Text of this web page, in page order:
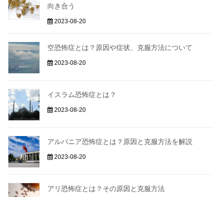
向き合う
2023-08-20
空恐怖症とは？原因や症状、克服方法について
2023-08-20
イスラム恐怖症とは？
2023-08-20
アルバニア恐怖症とは？原因と克服方法を解説
2023-08-20
アリ恐怖症とは？その原因と克服方法